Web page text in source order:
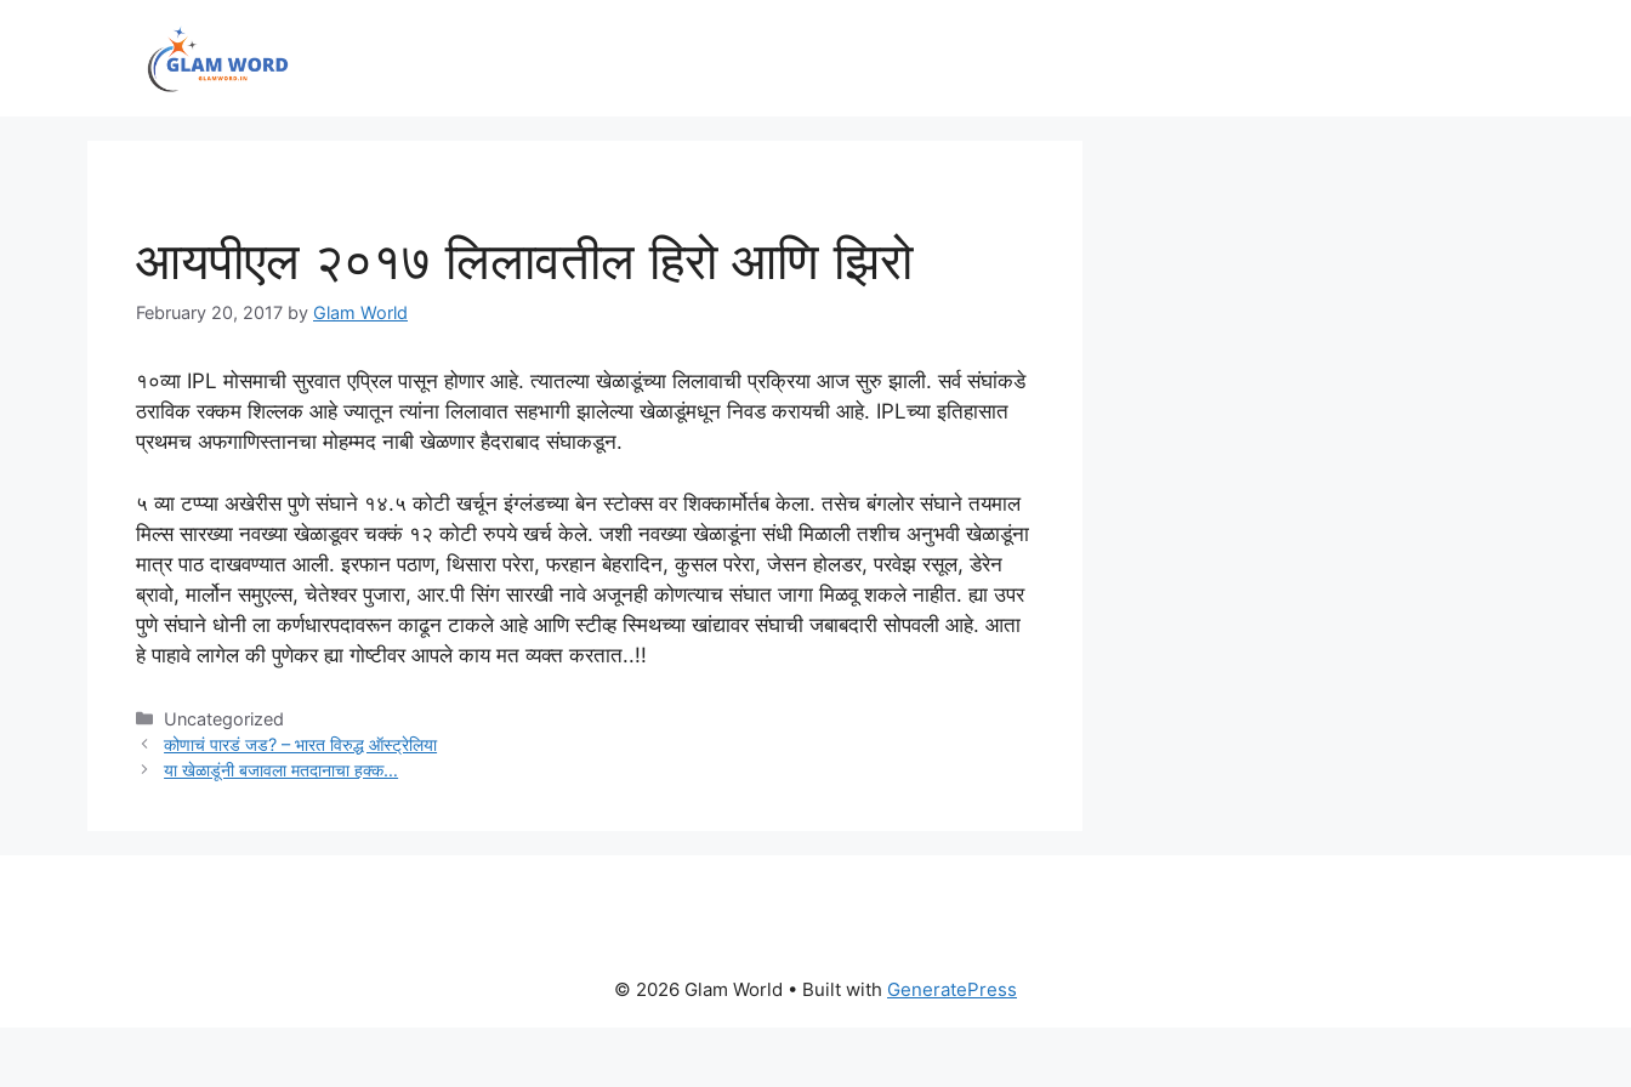
आयपीएल २०१७ लिलावतील हिरो आणि झिरो
February 20, 2017 by Glam World
१०व्या IPL मोसमाची सुरवात एप्रिल पासून होणार आहे. त्यातल्या खेळाडूंच्या लिलावाची प्रक्रिया आज सुरु झाली. सर्व संघांकडे
ठराविक रक्कम शिल्लक आहे ज्यातून त्यांना लिलावात सहभागी झालेल्या खेळाडूंमधून निवड करायची आहे. IPLच्या इतिहासात
प्रथमच अफगाणिस्तानचा मोहम्मद नाबी खेळणार हैदराबाद संघाकडून.
५ व्या टप्प्या अखेरीस पुणे संघाने १४.५ कोटी खर्चून इंग्लंडच्या बेन स्टोक्स वर शिक्कार्मोर्तब केला. तसेच बंगलोर संघाने तयमाल
मिल्स सारख्या नवख्या खेळाडूवर चक्कं १२ कोटी रुपये खर्च केले. जशी नवख्या खेळाडूंना संधी मिळाली तशीच अनुभवी खेळाडूंना
मात्र पाठ दाखवण्यात आली. इरफान पठाण, थिसारा परेरा, फरहान बेहरादिन, कुसल परेरा, जेसन होलडर, परवेझ रसूल, डेरेन
ब्रावो, मार्लोन समुएल्स, चेतेश्वर पुजारा, आर.पी सिंग सारखी नावे अजूनही कोणत्याच संघात जागा मिळवू शकले नाहीत. ह्या उपर
पुणे संघाने धोनी ला कर्णधारपदावरून काढून टाकले आहे आणि स्टीव्ह स्मिथच्या खांद्यावर संघाची जबाबदारी सोपवली आहे. आता
हे पाहावे लागेल की पुणेकर ह्या गोष्टीवर आपले काय मत व्यक्त करतात..!!
Categories
Uncategorized
कोणाचं पारडं जड? – भारत विरुद्ध ऑस्ट्रेलिया
या खेळाडूंनी बजावला मतदानाचा हक्क…
© 2026 Glam World • Built with GeneratePress